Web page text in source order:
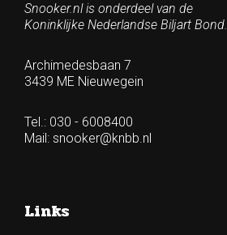
Snooker.nl is onderdeel van de
Koninklijke Nederlandse Biljart Bond.
Archimedesbaan 7
3439 ME Nieuwegein
Tel.: 030 - 6008400
Mail: snooker@knbb.nl
Links